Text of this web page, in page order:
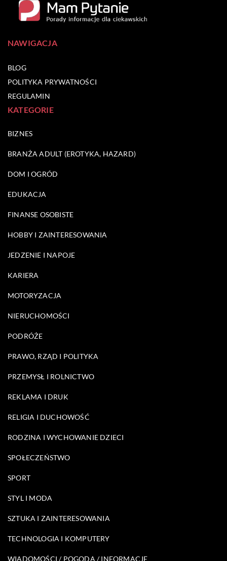
NAWIGACJA
BLOG
POLITYKA PRYWATNOŚCI
REGULAMIN
KATEGORIE
BIZNES
BRANŻA ADULT (EROTYKA, HAZARD)
DOM I OGRÓD
EDUKACJA
FINANSE OSOBISTE
HOBBY I ZAINTERESOWANIA
JEDZENIE I NAPOJE
KARIERA
MOTORYZACJA
NIERUCHOMOŚCI
PODRÓŻE
PRAWO, RZĄD I POLITYKA
PRZEMYSŁ I ROLNICTWO
REKLAMA I DRUK
RELIGIA I DUCHOWOŚĆ
RODZINA I WYCHOWANIE DZIECI
SPOŁECZEŃSTWO
SPORT
STYL I MODA
SZTUKA I ZAINTERESOWANIA
TECHNOLOGIA I KOMPUTERY
WIADOMOŚCI / POGODA / INFORMACJE